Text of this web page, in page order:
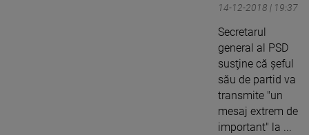
14-12-2018 | 19:37
Secretarul
general al PSD
susţine că şeful
său de partid va
transmite "un
mesaj extrem de
important" la ...